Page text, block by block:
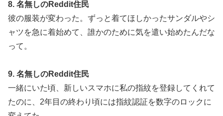
8. 名無しのReddit住民
彼の服装が変わった。ずっと着てほしかったサンダルやシ
ャツを急に着始めて、誰かのために気を遣い始めたんだな
って。
9. 名無しのReddit住民
一緒にいた頃、新しいスマホに私の指紋を登録してくれて
たのに、2年目の終わり頃には指紋認証を数字のロックに